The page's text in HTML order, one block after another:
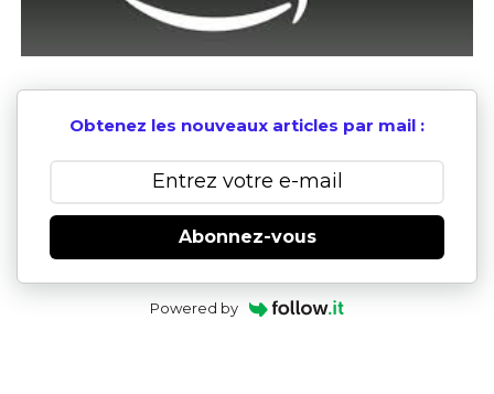
Obtenez les nouveaux articles par mail :
Abonnez-vous
Powered by